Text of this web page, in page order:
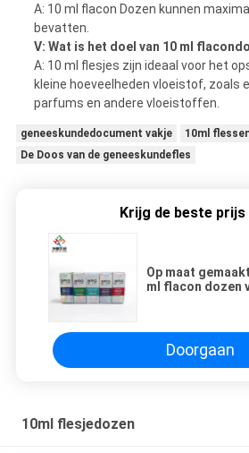
A: 10 ml flacon Dozen kunnen
bevatten.
V: Wat is het doel van 10 ml
A: 10 ml flesjes zijn ideaal voor het
kleine hoeveelheden vloeistof, zoals
parfums en andere vloeistoffen.
geneeskundedocument vakje
10ml
De Doos van de geneeskundefles
Krijg de beste prijs
Op maat
ml flacon dozen
Doorgaan
10ml flesjedozen